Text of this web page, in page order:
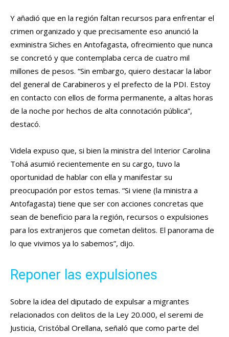
Y añadió que en la región faltan recursos para enfrentar el
crimen organizado y que precisamente eso anunció la
exministra Siches en Antofagasta, ofrecimiento que nunca
se concretó y que contemplaba cerca de cuatro mil
millones de pesos. “Sin embargo, quiero destacar la labor
del general de Carabineros y el prefecto de la PDI. Estoy
en contacto con ellos de forma permanente, a altas horas
de la noche por hechos de alta connotación pública”,
destacó.
Videla expuso que, si bien la ministra del Interior Carolina
Tohá asumió recientemente en su cargo, tuvo la
oportunidad de hablar con ella y manifestar su
preocupación por estos temas. “Si viene (la ministra a
Antofagasta) tiene que ser con acciones concretas que
sean de beneficio para la región, recursos o expulsiones
para los extranjeros que cometan delitos. El panorama de
lo que vivimos ya lo sabemos”, dijo.
Reponer las expulsiones
Sobre la idea del diputado de expulsar a migrantes
relacionados con delitos de la Ley 20.000, el seremi de
Justicia, Cristóbal Orellana, señaló que como parte del